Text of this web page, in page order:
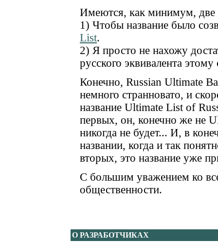
Имеются, как минимум,
1) Чтобы название было
List.
2) Я просто не нахожу
русского эквивалента
Конечно, Russian Ultimate
немного странновато, и
название Ultimate List of
первых, он, конечно же не
никогда не будет... И, в
названии, когда и так
вторых, это название уже
С большим уважением ко
общественности.
О РАЗРАБОТЧИКАХ